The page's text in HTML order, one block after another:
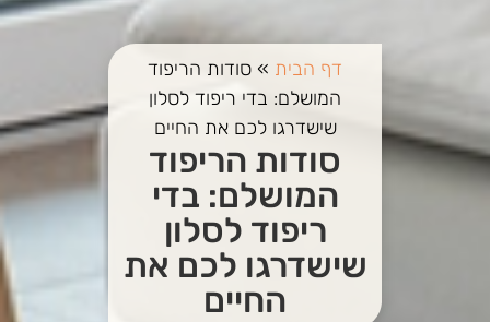
דף הבית » סודות הריפוד
המושלם: בדי ריפוד לסלון
שישדרגו לכם את החיים
סודות הריפוד
המושלם: בדי
ריפוד לסלון
שישדרגו לכם את
החיים